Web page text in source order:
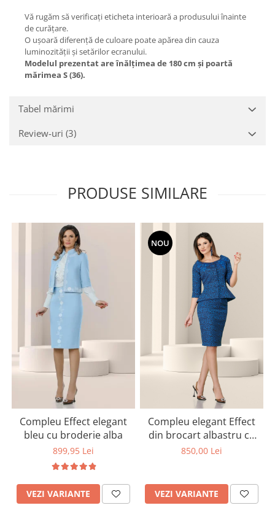
Vă rugăm să verificați eticheta interioară a produsului înainte
de curățare.
O ușoară diferență de culoare poate apărea din cauza
luminozității și setărilor ecranului.
Modelul prezentat are înălțimea de 180 cm și poartă
mărimea S (36).
Tabel mărimi
Review-uri (3)
PRODUSE SIMILARE
Compleu Effect elegant
bleu cu broderie alba
899,95 Lei
VEZI VARIANTE
NOU
Compleu elegant Effect
din brocart albastru cu
broderie
850,00 Lei
VEZI VARIANTE